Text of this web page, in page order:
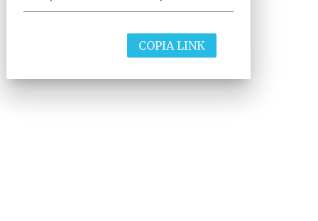
COPIA LINK